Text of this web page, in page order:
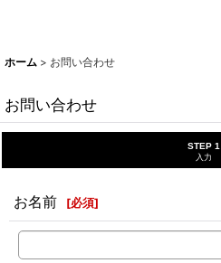
ホーム > お問い合わせ
お問い合わせ
STEP 1
入力
お名前 [必須]